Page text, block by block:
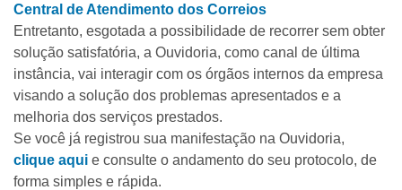
Central de Atendimento dos Correios
Entretanto, esgotada a possibilidade de recorrer sem obter
solução satisfatória, a Ouvidoria, como canal de última
instância, vai interagir com os órgãos internos da empresa
visando a solução dos problemas apresentados e a
melhoria dos serviços prestados.
Se você já registrou sua manifestação na Ouvidoria,
clique aqui e consulte o andamento do seu protocolo, de
forma simples e rápida.